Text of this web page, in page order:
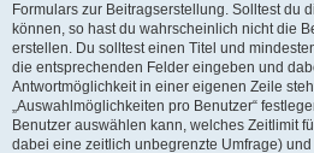
Formulars zur Beitragserstellung. Solltest du
können, so hast du wahrscheinlich nicht die
erstellen. Du solltest einen Titel und
die entsprechenden Felder eingeben und
Antwortmöglichkeit in einer eigenen Zeile
„Auswahlmöglichkeiten pro Benutzer“
Benutzer auswählen kann, welches Zeitlimit
dabei eine zeitlich unbegrenzte Umfrage)